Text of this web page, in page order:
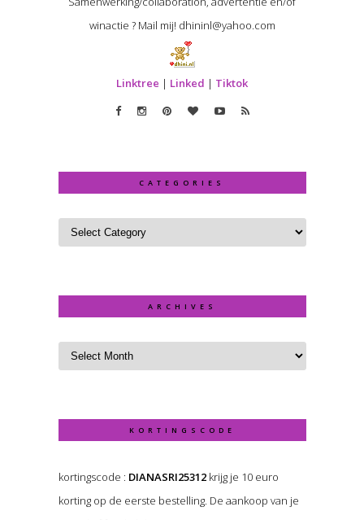
winactie ? Mail mij! dhininl@yahoo.com
Linktree | Linked | Tiktok
CATEGORIES
ARCHIVES
KORTINGSCODE
kortingscode : DIANASRI25312krijg je 10 euro
korting op de eerste bestelling. De aankoop van je